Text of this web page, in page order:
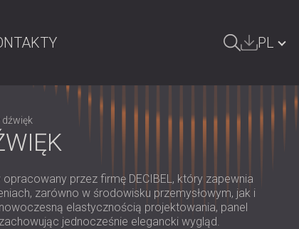
PL
ÖSTERREICH | AT
SRBIJA | RS
przez firmę DECIBEL, który zapewnia
zarówno w środowisku przemysłowym, jak i
elastycznością projektowania, panel
jednocześnie elegancki wygląd.